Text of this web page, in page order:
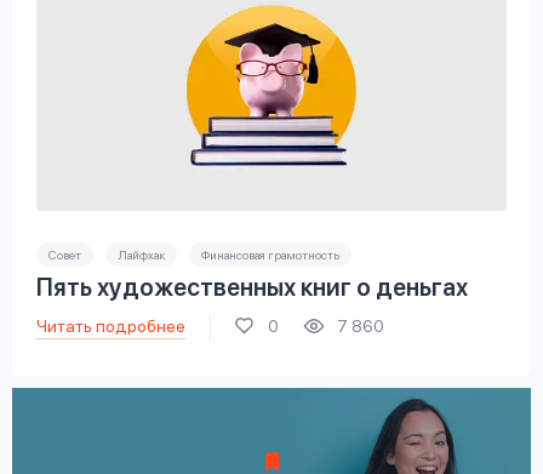
Совет Лайфхак Финансовая грамотность
Пять художественных книг о деньгах
Читать подробнее 0 7 860